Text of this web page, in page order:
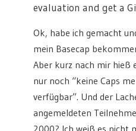
evaluation and get a
Ok, habe ich gemacht
mein Basecap
Aber kurz nach mir hieß
nur noch “keine Caps
verfügbar”. Und der
angemeldeten
2000? Ich weiß es nicht